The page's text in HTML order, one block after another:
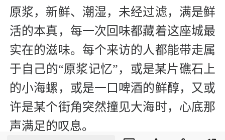
原浆，新鲜、潮湿，未经过滤，满是鲜
活的本真，每一次回味都藏着这座城最
实在的滋味。每个来访的人都能带走属
于自己的“原浆记忆”，或是某片礁石上
的小海螺，或是一口啤酒的鲜醇，又或
许是某个街角突然撞见大海时，心底那
声满足的叹息。